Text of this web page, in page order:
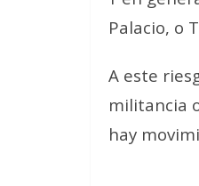
Palacio, o
A este
militancia
hay